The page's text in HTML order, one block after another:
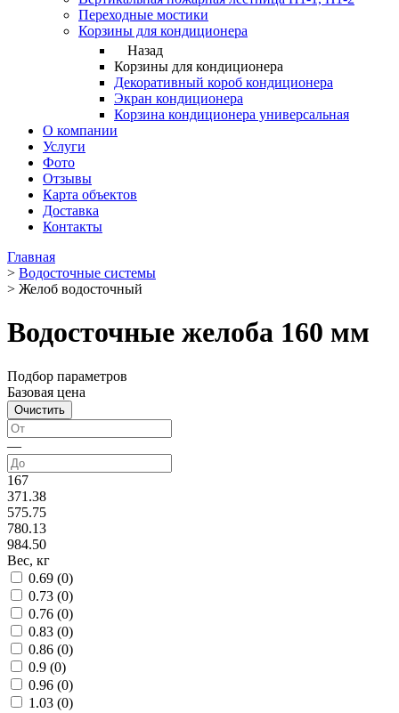
Переходные мостики
Корзины для кондиционера
Назад
Корзины для кондиционера
Декоративный короб кондиционера
Экран кондиционера
Корзина кондиционера универсальная
О компании
Услуги
Фото
Отзывы
Карта объектов
Доставка
Контакты
Главная
> Водосточные системы
> Желоб водосточный
Водосточные желоба 160 мм
Подбор параметров
Базовая цена
—
167
371.38
575.75
780.13
984.50
Вес, кг
0.69 (0)
0.73 (0)
0.76 (0)
0.83 (0)
0.86 (0)
0.9 (0)
0.96 (0)
1.03 (0)